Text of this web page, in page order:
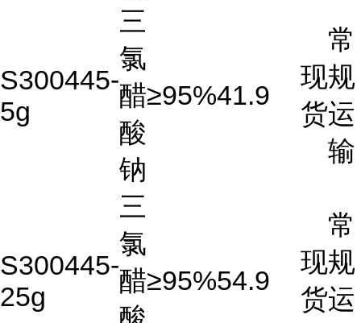
S300445-
5g
三
氯
醋
酸
钠
≥95%41.9
现
货
常
规
运
输
S300445-
25g
三
氯
醋≥95%54.9
现
货
常
规
运